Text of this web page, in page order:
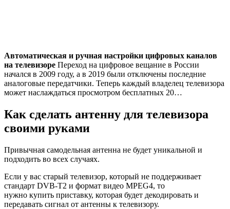
Автоматическая и ручная настройки цифровых каналов
на телевизоре Переход на цифровое вещание в России
начался в 2009 году, а в 2019 были отключены последние
аналоговые передатчики. Теперь каждый владелец телевизора
может наслаждаться просмотром бесплатных 20…
Как сделать антенну для телевизора
своими руками
Привычная самодельная антенна не будет уникальной и
подходить во всех случаях.
Если у вас старый телевизор, который не поддерживает
стандарт DVB-T2 и формат видео MPEG4, то
нужно купить приставку, которая будет декодировать и
передавать сигнал от антенны к телевизору.